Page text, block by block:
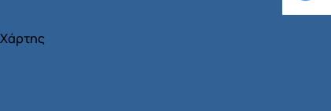
Χάρτης